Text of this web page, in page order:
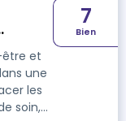
être et
une
les
soin,
7
Bien